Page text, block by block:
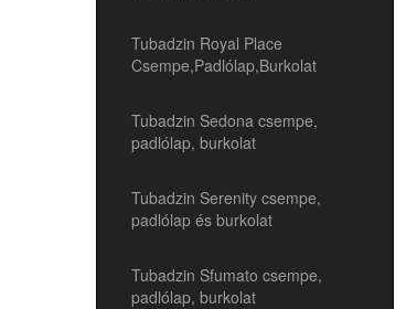
Tubadzin Royal Place
Csempe,Padlólap,Burkolat
Tubadzin Sedona csempe,
padlólap, burkolat
Tubadzin Serenity csempe,
padlólap és burkolat
Tubadzin Sfumato csempe,
padlólap, burkolat